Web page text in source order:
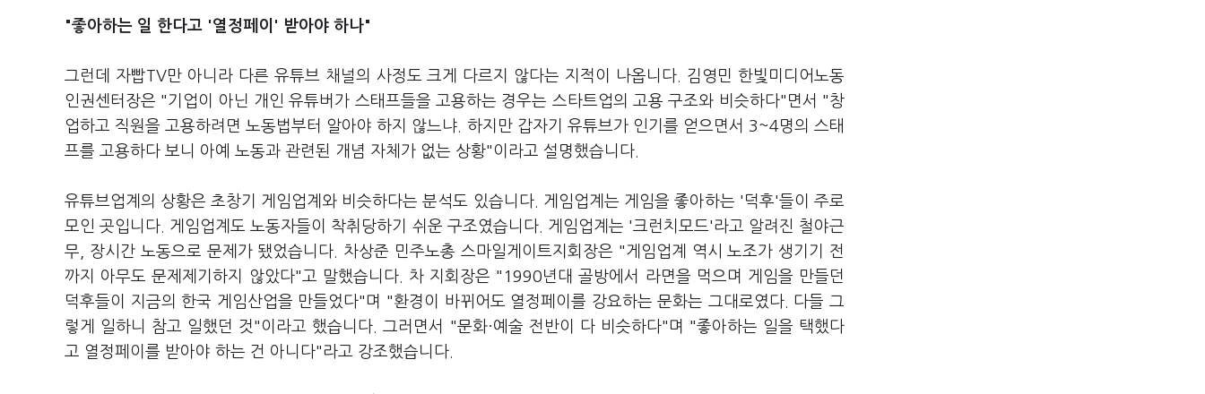
"좋아하는 일 한다고 '열정페이' 받아야 하나"
그런데 자빱TV만 아니라 다른 유튜브 채널의 사정도 크게 다르지 않다는 지적이 나옵니다. 김영민 한빛미디어노동
인권센터장은 "기업이 아닌 개인 유튜버가 스태프들을 고용하는 경우는 스타트업의 고용 구조와 비슷하다"면서 "창
업하고 직원을 고용하려면 노동법부터 알아야 하지 않느냐. 하지만 갑자기 유튜브가 인기를 얻으면서 3~4명의 스태
프를 고용하다 보니 아예 노동과 관련된 개념 자체가 없는 상황"이라고 설명했습니다.
유튜브업계의 상황은 초창기 게임업계와 비슷하다는 분석도 있습니다. 게임업계는 게임을 좋아하는 '덕후'들이 주로
모인 곳입니다. 게임업계도 노동자들이 착취당하기 쉬운 구조였습니다. 게임업계는 '크런치모드'라고 알려진 철야근
무, 장시간 노동으로 문제가 됐었습니다. 차상준 민주노총 스마일게이트지회장은 "게임업계 역시 노조가 생기기 전
까지 아무도 문제제기하지 않았다"고 말했습니다. 차 지회장은 "1990년대 골방에서 라면을 먹으며 게임을 만들던
덕후들이 지금의 한국 게임산업을 만들었다"며 "환경이 바뀌어도 열정페이를 강요하는 문화는 그대로였다. 다들 그
렇게 일하니 참고 일했던 것"이라고 했습니다. 그러면서 "문화·예술 전반이 다 비슷하다"며 "좋아하는 일을 택했다
고 열정페이를 받아야 하는 건 아니다"라고 강조했습니다.